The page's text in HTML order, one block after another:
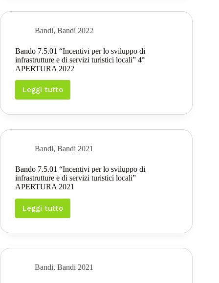
di
imprenditoria”
2022
Bandi, Bandi 2022
Bando 7.5.01 “Incentivi per lo sviluppo di
infrastrutture e di servizi turistici locali” 4°
APERTURA 2022
Leggi tutto
Bando
7.5.01
lo
di
infrastrutture
di
servizi
turistici
locali”
4°
APERTURA
Bandi, Bandi 2021
Bando 7.5.01 “Incentivi per lo sviluppo di
infrastrutture e di servizi turistici locali”
APERTURA 2021
Leggi tutto
Bando
7.5.01
lo
di
infrastrutture
Bandi, Bandi 2021